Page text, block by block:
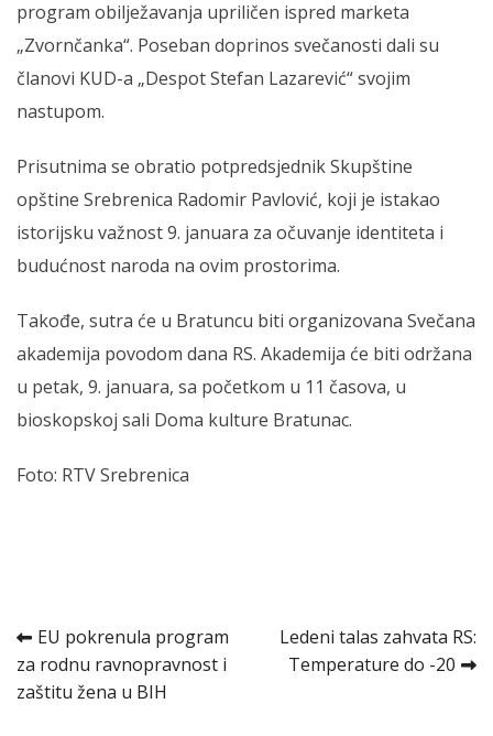
program obilježavanja upriličen ispred marketa
„Zvornčanka“. Poseban doprinos svečanosti dali su
članovi KUD-a „Despot Stefan Lazarević“ svojim
nastupom.
Prisutnima se obratio potpredsjednik Skupštine
opštine Srebrenica Radomir Pavlović, koji je istakao
istorijsku važnost 9. januara za očuvanje identiteta i
budućnost naroda na ovim prostorima.
Takođe, sutra će u Bratuncu biti organizovana Svečana
akademija povodom dana RS. Akademija će biti održana
u petak, 9. januara, sa početkom u 11 časova, u
bioskopskoj sali Doma kulture Bratunac.
Foto: RTV Srebrenica
Kretanje
članka
EU pokrenula program
za rodnu ravnopravnost i
zaštitu žena u BIH
Ledeni talas zahvata RS:
Temperature do -20